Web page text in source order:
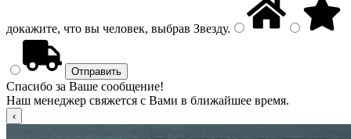
докажите, что вы человек, выбрав Звезду.
Спасибо за Ваше сообщение!
Наш менеджер свяжется с Вами в ближайшее время.